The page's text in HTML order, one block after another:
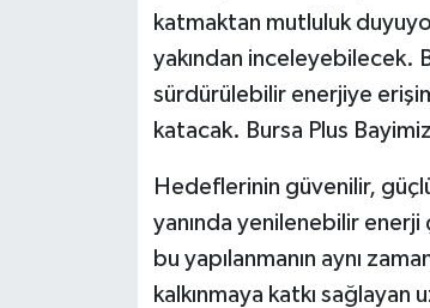
katmaktan mutluluk
yakından inceleyebilecek.
sürdürülebilir enerjiye
katacak. Bursa Plus
Hedeflerinin güvenilir,
yanında yenilenebilir
bu yapılanmanın aynı
kalkınmaya katkı